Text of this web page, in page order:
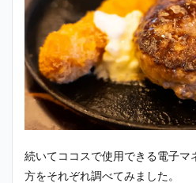
続いてココスで使用できる電子マ
方をそれぞれ調べてみました。